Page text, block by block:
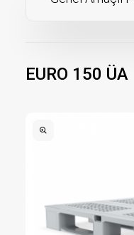
EURO 150 ÜA